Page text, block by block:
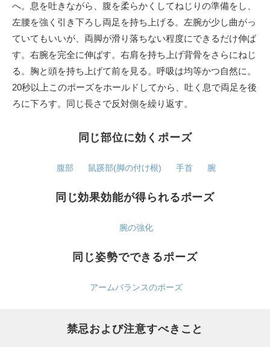
へ。息を吐きながら、腹を柔らかくしてねじりの準備をし、
左腰を強く引き下ろし両足を持ち上げる。左腕が少し曲がっ
ていてもいいが、両脚が滑り落ちない程度にできるだけ伸ば
す。右腕を完全に伸ばす。右肩を持ち上げ背骨をさらにねじ
る。胸と頭を持ち上げて前を見る。呼吸は均等かつ自然に。
20秒以上このポーズをホールドしてから、吐く息で両足を後
ろに下ろす。同じ長さで反対側を繰り返す。
同じ部位に効くポーズ
腹部 鼠蹊部(脚の付け根) 手首 腕
同じ効果効能が得られるポーズ
腕の強化
同じ姿勢でできるポーズ
アームバランスのポーズ
禁忌および注意すべきこと